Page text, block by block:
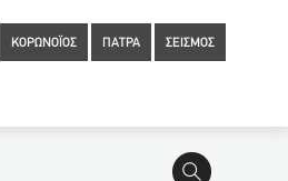
ΚΟΡΩΝΟΪΟΣ ΠΑΤΡΑ ΣΕΙΣΜΟΣ
στη Θεία Κοινωνία και τέθηκε σε